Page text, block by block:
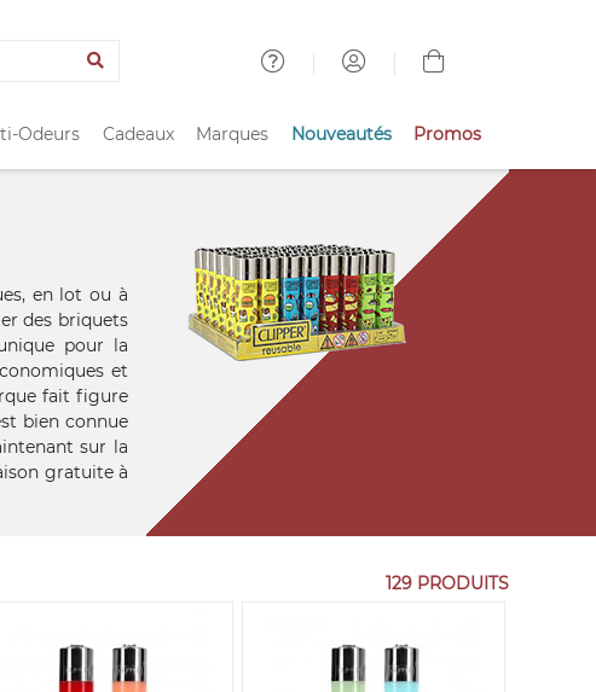
Odeurs Cadeaux Marques Nouveautés Promos
en lot ou à
des briquets
pour la
et
fait figure
bien connue
sur la
gratuite à
129 PRODUITS